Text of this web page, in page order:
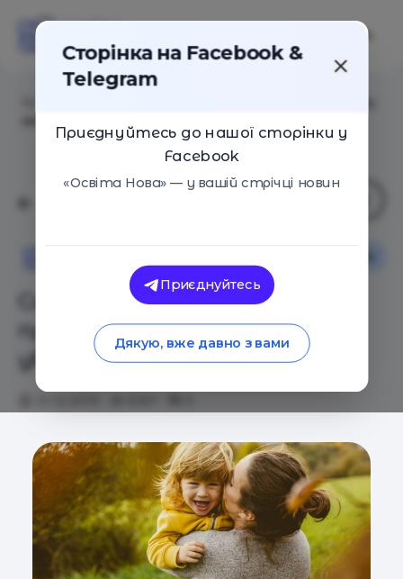
Самоисполняющееся
пророчество, или Сила
убеждений в жизни ребенка
Сторінка на Facebook &
Telegram
Приєднуйтесь до нашої сторінки у
Facebook
«Освіта Нова» — у вашій стрічці новин
Приєднуйтесь
Дякую, вже давно з вами